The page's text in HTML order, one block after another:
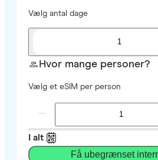
Vælg antal dage
1
Hvor mange personer?
Vælg et eSIM per person
I alt
Få ubegrænset